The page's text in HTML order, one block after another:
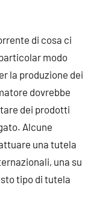
di cosa ci
modo
la produzione dei
dovrebbe
dei prodotti
Alcune
una tutela
una su
tipo di tutela